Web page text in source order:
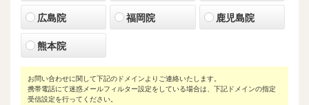
広島院 福岡院 鹿児島院
熊本院
お問い合わせに関して下記のドメインよりご連絡いたします。
携帯電話にて迷惑メールフィルター設定をしている場合は、下記ドメインの指定
受信設定を行ってください。